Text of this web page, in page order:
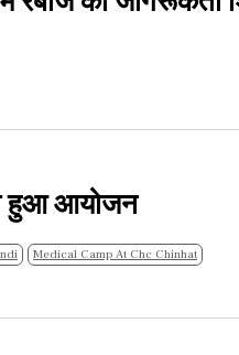
हुआ आयोजन
Medical Camp At Chc Chinhat